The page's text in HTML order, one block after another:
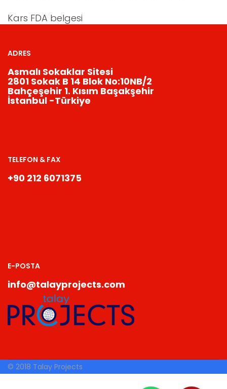
Kars FDA belgesi
ADRES
Asmalı Sokaklar Sitesi
2801 Sokak B 14 Blok No:10NB/2
Bahçeşehir 1. Kısım Başakşehir
İstanbul -Türkiye
TELEFON & FAX
+90 212 6071375
E-POSTA
info@talayprojects.com
© 2018 Talay Projects